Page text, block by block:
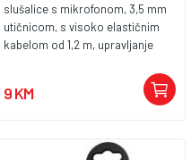
slušalice s mikrofonom, 3,5 mm
utičnicom, s visoko elastičnim
kabelom od 1,2 m, upravljanje
mm. 2. Osjetljivost 95dB ±3dB. 3.
Audio utikač za slušalice Ø3,5
emajlirana žica. 5. Kontroler za
9 KM